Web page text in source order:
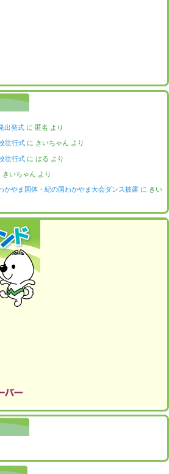
出発式 に匿名 より
壮行式 に きいちゃん より
壮行式 にはる より
きいちゃん より
かやま国体・紀の国わかやま大会ダンス披露 に きい